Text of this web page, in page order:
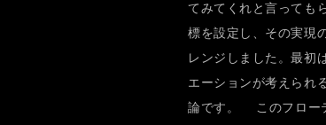
てみてくれと言っても
標を設定し、その実現
レンジしました。最初
エーションが考えられ
論です。 このフロー